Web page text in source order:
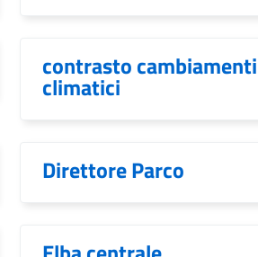
contrasto cambiamenti
climatici
Direttore Parco